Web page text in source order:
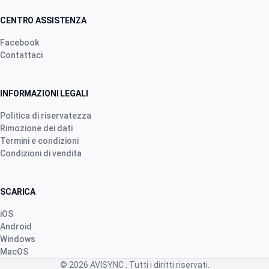
Robert Banasiewicz
“Doskonała aplikacja zapewniająca prawidłową
2 mesi fa
“No app like this one”
CENTRO ASSISTENZA
Facebook
Contattaci
INFORMAZIONI LEGALI
Politica di riservatezza
Rimozione dei dati
Termini e condizioni
Condizioni di vendita
SCARICA
iOS
Android
Windows
MacOS
© 2026 AVISYNC . Tutti i diritti riservati.